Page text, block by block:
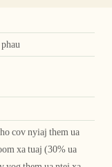
cov nyiaj them ua
xa tuaj (30% ua